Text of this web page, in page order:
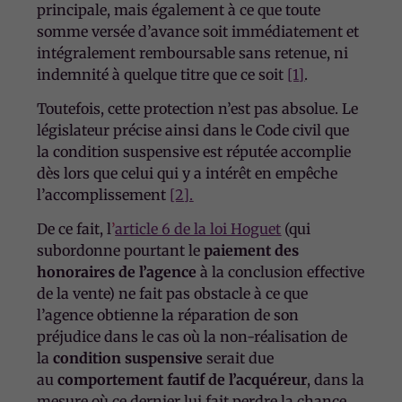
principale, mais également à ce que toute
somme versée d’avance soit immédiatement et
intégralement remboursable sans retenue, ni
indemnité à quelque titre que ce soit [1].
Toutefois, cette protection n’est pas absolue. Le
législateur précise ainsi dans le Code civil que
la condition suspensive est réputée accomplie
dès lors que celui qui y a intérêt en empêche
l’accomplissement [2] .
De ce fait, l’article 6 de la loi Hoguet (qui
subordonne pourtant lepaiement des
honoraires de l’agence à la conclusion effective
de la vente) ne fait pas obstacle à ce que
l’agence obtienne la réparation de son
préjudice dans le cas où la non-réalisation de
lacondition suspensive serait due
aucomportement fautif de l’acquéreur, dans la